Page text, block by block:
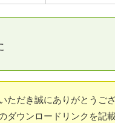
だき誠にありがとうござ
ダウンロードリンクを記